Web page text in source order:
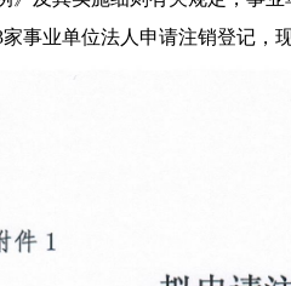
事业单位法人申请注销登记，